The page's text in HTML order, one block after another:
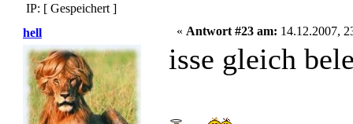
IP: [ Gespeichert ]
hell
« Antwort #23 am: 14.12.2007,
isse gleich